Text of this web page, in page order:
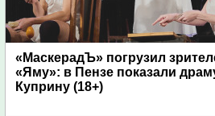
«МаскерадЪ» погрузил
«Яму»: в Пензе показали
Куприну (18+)